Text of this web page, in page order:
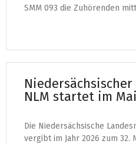
SMM 093 die Zuhörenden
NLM startet im Mai
Die Niedersächsische
vergibt im Jahr 2026 zum 32.